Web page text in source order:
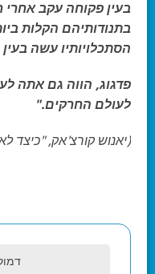
בעין פקוחה עקב אחרי
בתנודותיהם הקלות
הסתכלויותיו עשה
פדגוג, הווה גם אתה
לעולם החרקים."
(יאנוש קורצ'אק, "כיצד